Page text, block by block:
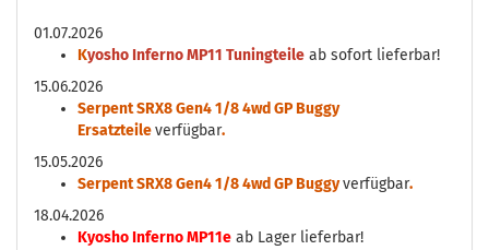
01.07.2026
Kyosho Inferno MP11 Tuningteile ab sofort lieferbar!
15.06.2026
Serpent SRX8 Gen4 1/8 4wd GP Buggy
Ersatzteileverfügbar.
15.05.2026
Serpent SRX8 Gen4 1/8 4wd GP Buggyverfügbar.
18.04.2026
Kyosho Inferno MP11e ab Lager lieferbar!